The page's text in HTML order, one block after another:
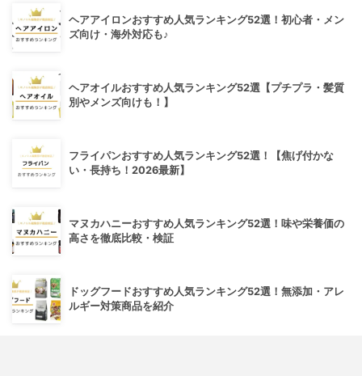
ヘアアイロンおすすめ人気ランキング52選！初心者・メン
ズ向け・海外対応も♪
ヘアオイルおすすめ人気ランキング52選【プチプラ・髪質
別やメンズ向けも！】
フライパンおすすめ人気ランキング52選！【焦げ付かな
い・長持ち！2026最新】
マヌカハニーおすすめ人気ランキング52選！味や栄養価の
高さを徹底比較・検証
ドッグフードおすすめ人気ランキング52選！無添加・アレ
ルギー対策商品を紹介